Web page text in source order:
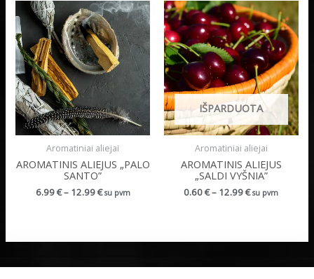
Aromatiniai aliejai
AROMATINIS ALIEJUS „PALO
SANTO”
6.99€– 12.99€ su pvm
IŠPARDUOTA
Aromatiniai aliejai
AROMATINIS ALIEJUS
„SALDI VYŠNIA”
0.60€– 12.99€ su pvm